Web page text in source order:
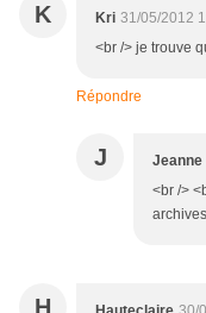
K Kri 31/05/2012
<br /> je trouve
Répondre
J Jeanne
<br />
H